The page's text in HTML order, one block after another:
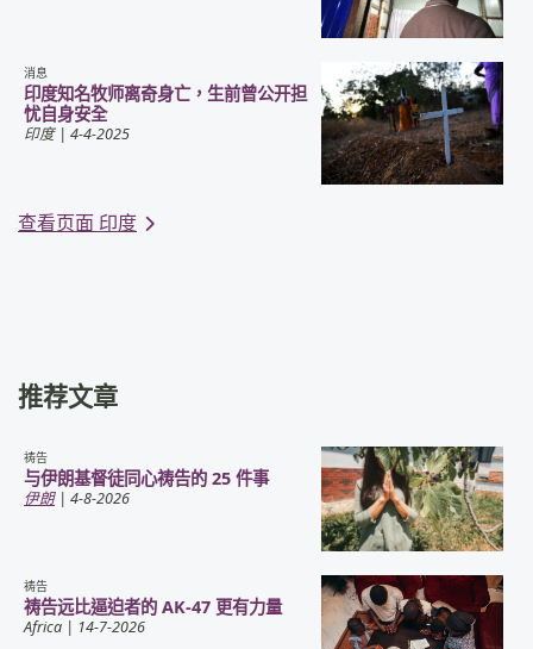
消息
印度知名牧师离奇身亡，生前曾公开担
忧自身安全
印度| 4-4-2025
查看页面 印度
推荐文章
祷告
与伊朗基督徒同心祷告的 25 件事
伊朗| 4-8-2026
祷告
祷告远比逼迫者的 AK-47 更有力量
Africa | 14-7-2026